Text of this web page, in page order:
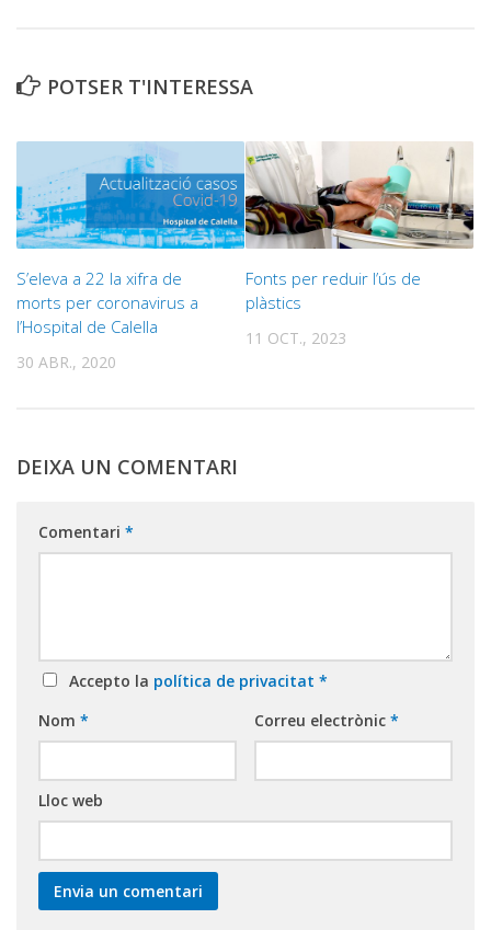
POTSER T'INTERESSA
S’eleva a 22 la xifra de
morts per coronavirus a
l’Hospital de Calella
30 ABR., 2020
Fonts per reduir l’ús de
plàstics
11 OCT., 2023
DEIXA UN COMENTARI
Comentari *
Accepto la política de privacitat *
Nom * Correu electrònic *
Lloc web